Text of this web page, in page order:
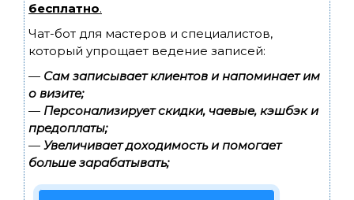
бесплатно.
Чат-бот для мастеров и специалистов,
который упрощает ведение записей:
— Сам записывает клиентов и напоминает им
о визите;
— Персонализирует скидки, чаевые, кэшбэк и
предоплаты;
— Увеличивает доходимость и помогает
больше зарабатывать;